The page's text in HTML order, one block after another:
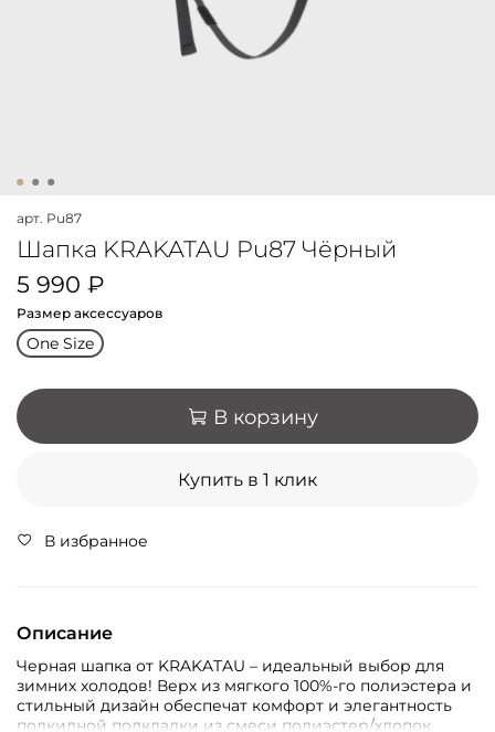
арт. Pu87
Шапка KRAKATAU Pu87 Чёрный
5 990 ₽
Размер аксессуаров
One Size
В корзину
Купить в 1 клик
В избранное
Описание
Черная шапка от KRAKATAU – идеальный выбор для
зимних холодов! Верх из мягкого 100%-го полиэстера и
стильный дизайн обеспечат комфорт и элегантность
подкидной подкладки из смеси полиэстер/хлопок